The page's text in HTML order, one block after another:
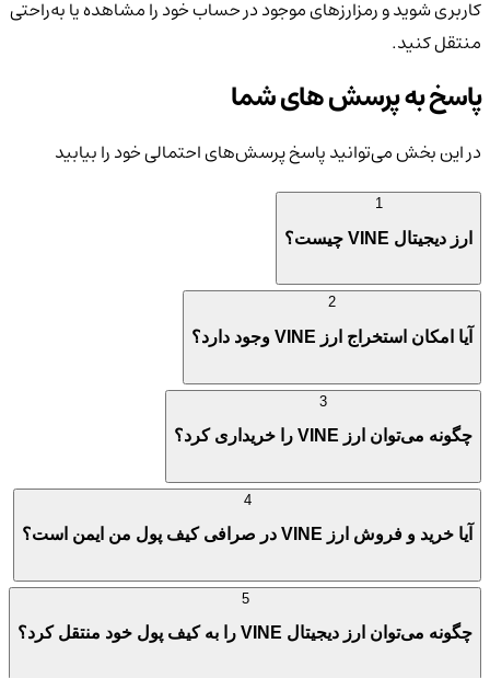
کاربری شوید و رمزارزهای موجود در حساب خود را مشاهده یا به‌راحتی
منتقل کنید.
پاسخ به پرسش های شما
در این بخش می‌توانید پاسخ پرسش‌های احتمالی خود را بیابید
ارز دیجیتال VINE چیست؟
آیا امکان استخراج ارز VINE وجود دارد؟
چگونه می‌توان ارز VINE را خریداری کرد؟
آیا خرید و فروش ارز VINE در صرافی کیف پول من ایمن است؟
چگونه می‌توان ارز دیجیتال VINE را به کیف پول خود منتقل کرد؟